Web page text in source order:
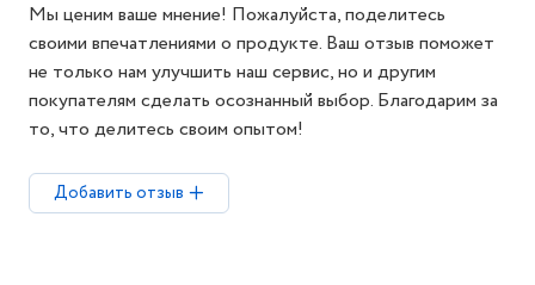
Мы ценим ваше мнение! Пожалуйста, поделитесь
своими впечатлениями о продукте. Ваш отзыв поможет
не только нам улучшить наш сервис, но и другим
покупателям сделать осознанный выбор. Благодарим за
то, что делитесь своим опытом!
Добавить отзыв